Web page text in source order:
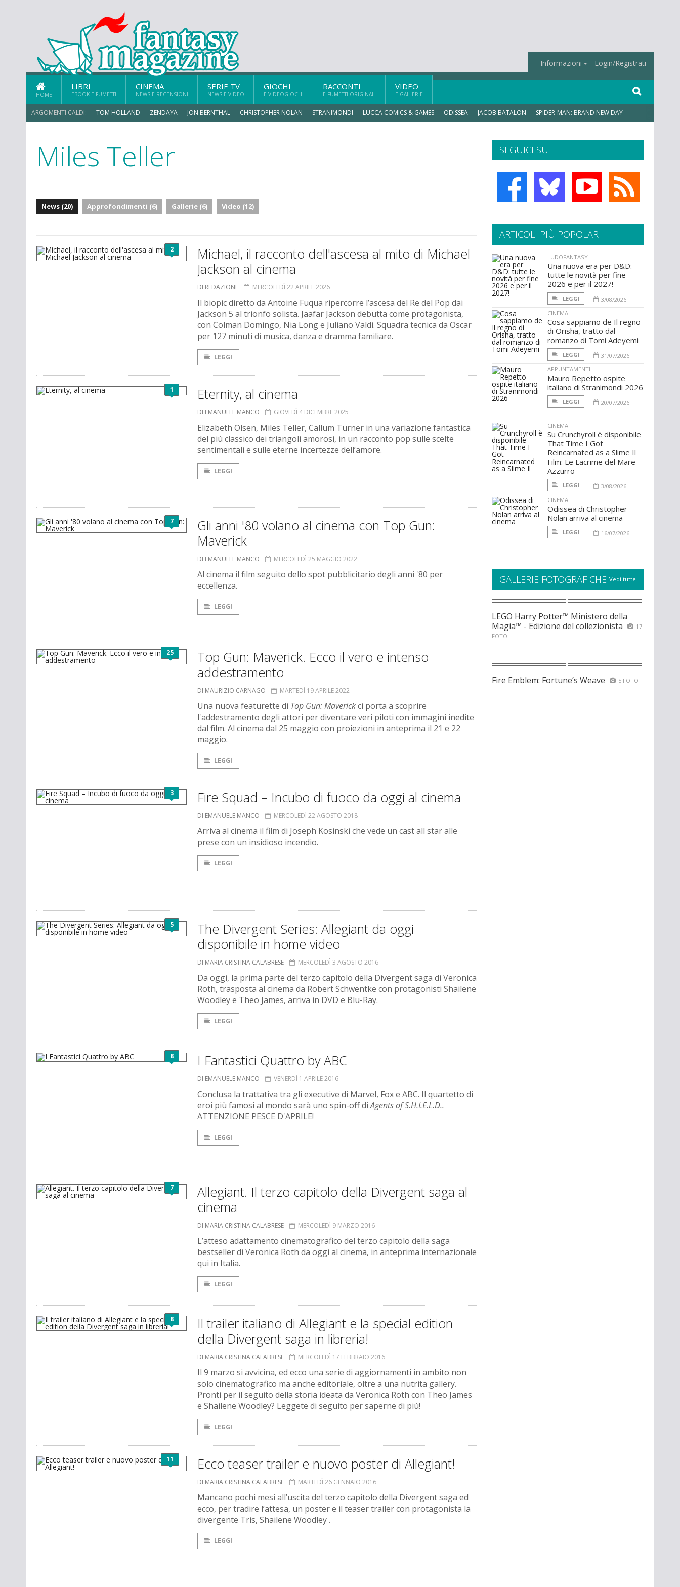
Informazioni Login/Registrati
HOME
LIBRI
EBOOK E FUMETTI
CINEMA
NEWS E RECENSIONI
SERIE TV
NEWS E VIDEO
GIOCHI
E VIDEOGIOCHI
RACCONTI
E FUMETTI ORIGINALI
VIDEO
E GALLERIE
ARGOMENTI CALDI: TOM HOLLAND ZENDAYA JON BERNTHAL CHRISTOPHER NOLAN STRANIMONDI LUCCA COMICS & GAMES ODISSEA JACOB BATALON SPIDER-MAN: BRAND NEW DAY
MICHAEL MANDO
Miles Teller
News (20) Approfondimenti (6) Gallerie (6) Video (12)
2
Michael, il racconto dell'ascesa al mito di Michael
Jackson al cinema
DI REDAZIONE MERCOLEDÌ 22 APRILE 2026
Il biopic diretto da Antoine Fuqua ripercorre l’ascesa del Re del Pop dai
Jackson 5 al trionfo solista. Jaafar Jackson debutta come protagonista,
con Colman Domingo, Nia Long e Juliano Valdi. Squadra tecnica da Oscar
per 127 minuti di musica, danza e dramma familiare.
LEGGI
1 Eternity, al cinema
DI EMANUELE MANCO GIOVEDÌ 4 DICEMBRE 2025
Elizabeth Olsen, Miles Teller, Callum Turner in una variazione fantastica
del più classico dei triangoli amorosi, in un racconto pop sulle scelte
sentimentali e sulle eterne incertezze dell’amore.
LEGGI
7
Gli anni '80 volano al cinema con Top Gun:
Maverick
DI EMANUELE MANCO MERCOLEDÌ 25 MAGGIO 2022
Al cinema il film seguito dello spot pubblicitario degli anni '80 per
eccellenza.
LEGGI
25
Top Gun: Maverick. Ecco il vero e intenso
addestramento
DI MAURIZIO CARNAGO MARTEDÌ 19 APRILE 2022
Una nuova featurette di Top Gun: Maverickci porta a scoprire
l'addestramento degli attori per diventare veri piloti con immagini inedite
dal film. Al cinema dal 25 maggio con proiezioni in anteprima il 21 e 22
maggio.
LEGGI
3 Fire Squad – Incubo di fuoco da oggi al cinema
DI EMANUELE MANCO MERCOLEDÌ 22 AGOSTO 2018
Arriva al cinema il film di Joseph Kosinski che vede un cast all star alle
prese con un insidioso incendio.
LEGGI
5
The Divergent Series: Allegiant da oggi
disponibile in home video
DI MARIA CRISTINA CALABRESE MERCOLEDÌ 3 AGOSTO 2016
Da oggi, la prima parte del terzo capitolo della Divergent saga di Veronica
Roth, trasposta al cinema da Robert Schwentke con protagonisti Shailene
Woodley e Theo James, arriva in DVD e Blu-Ray.
LEGGI
8 I Fantastici Quattro by ABC
DI EMANUELE MANCO VENERDÌ 1 APRILE 2016
Conclusa la trattativa tra gli executive di Marvel, Fox e ABC. Il quartetto di
eroi più famosi al mondo sarà uno spin-off diAgents of S.H.I.E.L.D..
ATTENZIONE PESCE D'APRILE!
LEGGI
7
Allegiant. Il terzo capitolo della Divergent saga al
cinema
DI MARIA CRISTINA CALABRESE MERCOLEDÌ 9 MARZO 2016
L’atteso adattamento cinematografico del terzo capitolo della saga
bestseller di Veronica Roth da oggi al cinema, in anteprima internazionale
qui in Italia.
LEGGI
8
Il trailer italiano di Allegiant e la special edition
della Divergent saga in libreria!
DI MARIA CRISTINA CALABRESE MERCOLEDÌ 17 FEBBRAIO 2016
Il 9 marzo si avvicina, ed ecco una serie di aggiornamenti in ambito non
solo cinematografico ma anche editoriale, oltre a una nutrita gallery.
Pronti per il seguito della storia ideata da Veronica Roth con Theo James
e Shailene Woodley? Leggete di seguito per saperne di più!
LEGGI
11 Ecco teaser trailer e nuovo poster di Allegiant!
DI MARIA CRISTINA CALABRESE MARTEDÌ 26 GENNAIO 2016
Mancano pochi mesi all’uscita del terzo capitolo della Divergent saga ed
ecco, per tradire l’attesa, un poster e il teaser trailer con protagonista la
divergente Tris, Shailene Woodley .
LEGGI
SEGUICI SU
ARTICOLI PIÙ POPOLARI
LUDOFANTASY
Una nuova era per D&D:
tutte le novità per fine
2026 e per il 2027!
LEGGI
3/08/2026
CINEMA
Cosa sappiamo de Il regno
di Orisha, tratto dal
romanzo di Tomi Adeyemi
LEGGI
31/07/2026
APPUNTAMENTI
Mauro Repetto ospite
italiano di Stranimondi 2026
LEGGI 20/07/2026
CINEMA
Su Crunchyroll è disponibile
That Time I Got
Reincarnated as a Slime Il
Film: Le Lacrime del Mare
Azzurro
LEGGI
3/08/2026
CINEMA
Odissea di Christopher
Nolan arriva al cinema
LEGGI 16/07/2026
GALLERIE FOTOGRAFICHE Vedi tutte
LEGO Harry Potter™ Ministero della
Magia™ - Edizione del collezionista
17
FOTO
Fire Emblem: Fortune’s Weave 5 FOTO